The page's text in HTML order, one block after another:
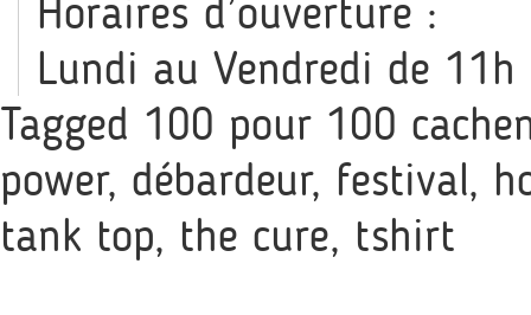
Horaires d’ouverture :
Lundi au Vendredi de
Tagged 100 pour 100
power, débardeur, festival,
tank top, the cure, tshirt